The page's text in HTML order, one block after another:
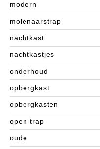
modern
molenaarstrap
nachtkast
nachtkastjes
onderhoud
opbergkast
opbergkasten
open trap
oude